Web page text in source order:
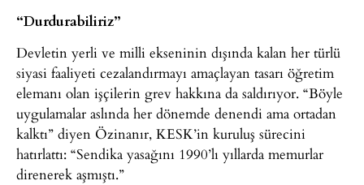
“Durdurabiliriz”
Devletin yerli ve milli ekseninin dışında kalan her türlü
siyasi faaliyeti cezalandırmayı amaçlayan tasarı öğretim
elemanı olan işçilerin grev hakkına da saldırıyor. “Böyle
uygulamalar aslında her dönemde denendi ama ortadan
kalktı” diyen Özinanır, KESK’in kuruluş sürecini
hatırlattı: “Sendika yasağını 1990’lı yıllarda memurlar
direnerek aşmıştı.”